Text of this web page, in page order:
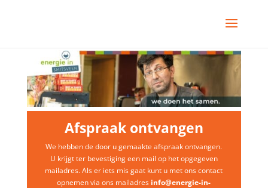
Afspraak ontvangen
We hebben de door u gemaakte afspraak ontvangen.
U krijgt ter bevestiging een mail op het opgegeven
mailadres. Als er iets mis gaat kunt u met ons contact
opnemen via ons mailadres info@energie-in-